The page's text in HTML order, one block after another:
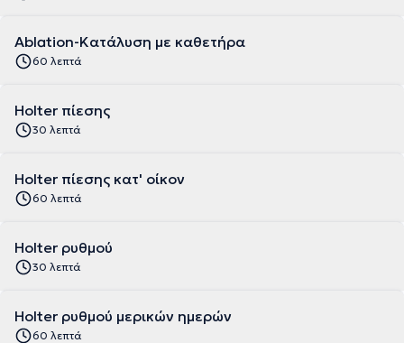
Ablation-Κατάλυση με καθετήρα
60 λεπτά
Holter πίεσης
30 λεπτά
Holter πίεσης κατ' οίκον
60 λεπτά
Holter ρυθμού
30 λεπτά
Holter ρυθμού μερικών ημερών
60 λεπτά